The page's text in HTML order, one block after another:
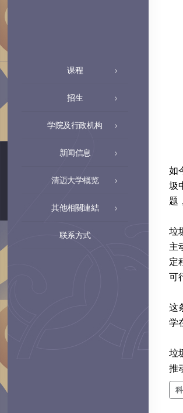
课程
招生
学院及行政机构
新闻信息
清迈大学概览
其他相關連結
联系方式
如
圾
题
垃
主
定
可
这
学
垃
推